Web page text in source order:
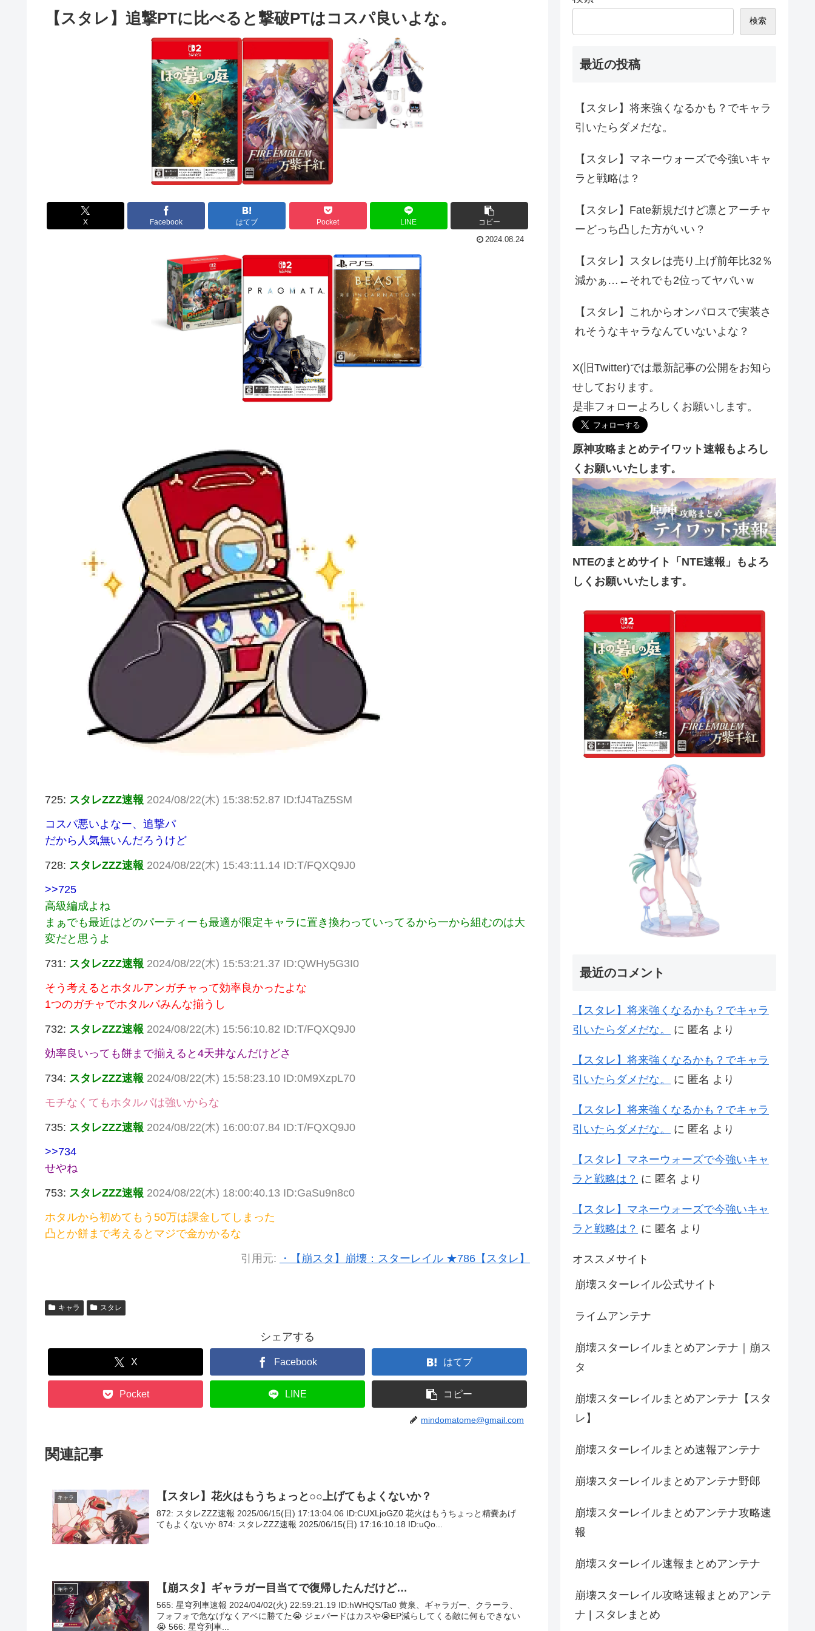
【スタレ】追撃PTに比べると撃破PTはコスパ良いよな。
X Facebook はてブ Pocket LINE コピー
2024.08.24
725: スタレZZZ速報 2024/08/22(木) 15:38:52.87 ID:fJ4TaZ5SM
コスパ悪いよなー、追撃パ
だから人気無いんだろうけど
728: スタレZZZ速報 2024/08/22(木) 15:43:11.14 ID:T/FQXQ9J0
>>725
高級編成よね
まぁでも最近はどのパーティーも最適が限定キャラに置き換わっていってるから一から組むのは大
変だと思うよ
731: スタレZZZ速報 2024/08/22(木) 15:53:21.37 ID:QWHy5G3I0
そう考えるとホタルアンガチャって効率良かったよな
1つのガチャでホタルパみんな揃うし
732: スタレZZZ速報 2024/08/22(木) 15:56:10.82 ID:T/FQXQ9J0
効率良いっても餅まで揃えると4天井なんだけどさ
734: スタレZZZ速報 2024/08/22(木) 15:58:23.10 ID:0M9XzpL70
モチなくてもホタルパは強いからな
735: スタレZZZ速報 2024/08/22(木) 16:00:07.84 ID:T/FQXQ9J0
>>734
せやね
753: スタレZZZ速報 2024/08/22(木) 18:00:40.13 ID:GaSu9n8c0
ホタルから初めてもう50万は課金してしまった
凸とか餅まで考えるとマジで金かかるな
引用元: ・【崩スタ】崩壊：スターレイル ★786【スタレ】
キャラ スタレ
シェアする
X Facebook はてブ
Pocket LINE コピー
mindomatome@gmail.com
関連記事
キャラ 【スタレ】花火はもうちょっと○○上げてもよくないか？
872: スタレZZZ速報 2025/06/15(日) 17:13:04.06 ID:CUXLjoGZ0 花火はもうちょっと精嚢あげ
てもよくないか 874: スタレZZZ速報 2025/06/15(日) 17:16:10.18 ID:uQo...
キャラ 【崩スタ】ギャラガー目当てで復帰したんだけど…
565: 星穹列車速報 2024/04/02(火) 22:59:21.19 ID:hWHQS/Ta0 黄泉、ギャラガー、クラーラ、
フォフォで危なげなくアベに勝てた😭 ジェパードはカスや😭EP減らしてくる敵に何もできない
😭 566: 星穹列車...
検索
最近の投稿
【スタレ】将来強くなるかも？でキャラ
引いたらダメだな。
【スタレ】マネーウォーズで今強いキャ
ラと戦略は？
【スタレ】Fate新規だけど凛とアーチャ
ーどっち凸した方がいい？
【スタレ】スタレは売り上げ前年比32％
減かぁ…←それでも2位ってヤバいｗ
【スタレ】これからオンパロスで実装さ
れそうなキャラなんていないよな？
X(旧Twitter)では最新記事の公開をお知ら
せしております。
是非フォローよろしくお願いします。
原神攻略まとめテイワット速報もよろし
くお願いいたします。
NTEのまとめサイト「NTE速報」もよろ
しくお願いいたします。
最近のコメント
【スタレ】将来強くなるかも？でキャラ
引いたらダメだな。
に 匿名 より
【スタレ】将来強くなるかも？でキャラ
引いたらダメだな。
に 匿名 より
【スタレ】将来強くなるかも？でキャラ
引いたらダメだな。
に 匿名 より
【スタレ】マネーウォーズで今強いキャ
ラと戦略は？ に 匿名 より
【スタレ】マネーウォーズで今強いキャ
ラと戦略は？ に 匿名 より
オススメサイト
崩壊スターレイル公式サイト
ライムアンテナ
崩壊スターレイルまとめアンテナ｜崩ス
タ
崩壊スターレイルまとめアンテナ【スタ
レ】
崩壊スターレイルまとめ速報アンテナ
崩壊スターレイルまとめアンテナ野郎
崩壊スターレイルまとめアンテナ攻略速
報
崩壊スターレイル速報まとめアンテナ
崩壊スターレイル攻略速報まとめアンテ
ナ | スタレまとめ